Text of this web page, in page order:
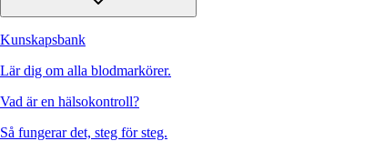
Kunskapsbank
Lär dig om alla blodmarkörer.
Vad är en hälsokontroll?
Så fungerar det, steg för steg.